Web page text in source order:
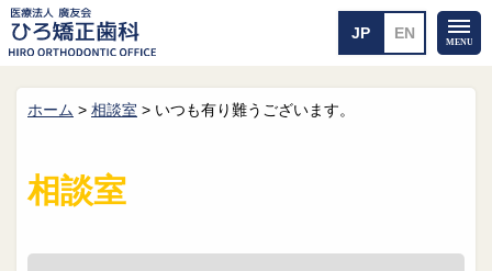
ホーム 矯正治療について
院長紹介
ホーム > 相談室 > いつも有り難うございます。
相談室